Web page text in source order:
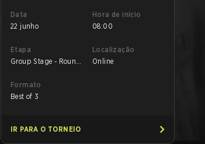
Data
22 junho
Hora de início
08:00
Etapa
Group Stage - Round
Localização
Online
Formato
Best of 3
IR PARA O TORNEIO